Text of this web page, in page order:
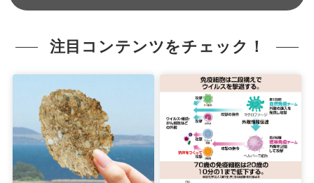
注目コンテンツをチェック！